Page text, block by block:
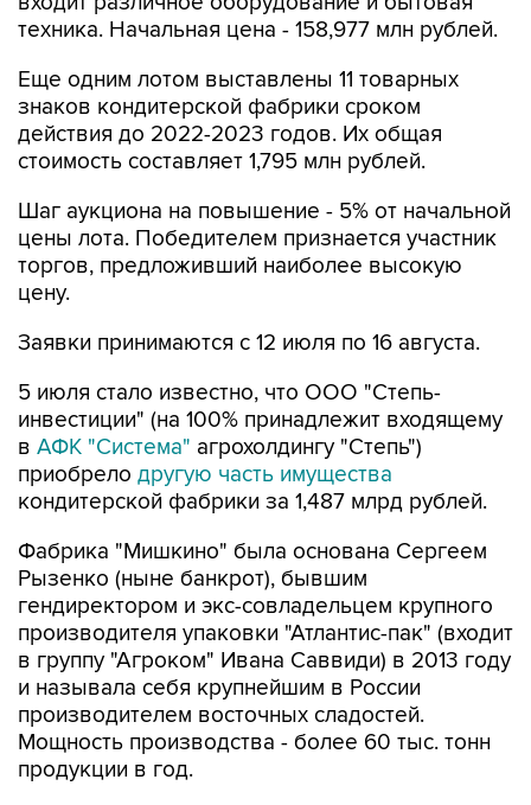
техника. Начальная цена - 158,977 млн рублей.
Еще одним лотом выставлены 11 товарных
знаков кондитерской фабрики сроком
действия до 2022-2023 годов. Их общая
стоимость составляет 1,795 млн рублей.
Шаг аукциона на повышение - 5% от начальной
цены лота. Победителем признается участник
торгов, предложивший наиболее высокую
цену.
Заявки принимаются с 12 июля по 16 августа.
5 июля стало известно, что ООО "Степь-
инвестиции" (на 100% принадлежит входящему
в АФК "Система" агрохолдингу "Степь")
приобрело другую часть имущества
кондитерской фабрики за 1,487 млрд рублей.
Фабрика "Мишкино" была основана Сергеем
Рызенко (ныне банкрот), бывшим
гендиректором и экс-совладельцем крупного
производителя упаковки "Атлантис-пак" (входит
в группу "Агроком" Ивана Саввиди) в 2013 году
и называла себя крупнейшим в России
производителем восточных сладостей.
Мощность производства - более 60 тыс. тонн
продукции в год.